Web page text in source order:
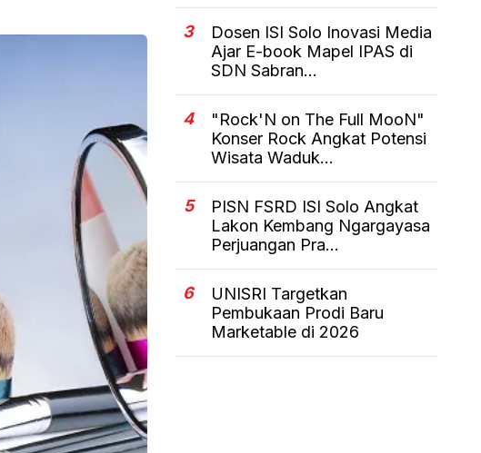
3
Dosen ISI Solo Inovasi Media
Ajar E-book Mapel IPAS di
SDN Sabran...
4
"Rock'N on The Full MooN"
Konser Rock Angkat Potensi
Wisata Waduk...
5
PISN FSRD ISI Solo Angkat
Lakon Kembang Ngargayasa
Perjuangan Pra...
6
UNISRI Targetkan
Pembukaan Prodi Baru
Marketable di 2026